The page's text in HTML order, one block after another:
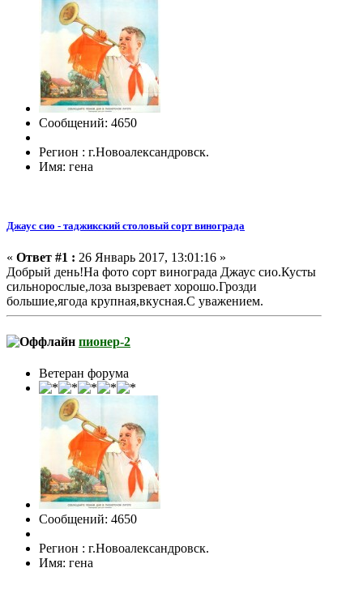
Сообщений: 4650
Регион : г.Новоалександровск.
Имя: гена
Джаус сио - таджикский столовый сорт винограда
« Ответ #1 : 26 Январь 2017, 13:01:16 »
Добрый день!На фото сорт винограда Джаус сио.Кусты
сильнорослые,лоза вызревает хорошо.Грозди
большие,ягода крупная,вкусная.С уважением.
пионер-2
Ветеран форума
Сообщений: 4650
Регион : г.Новоалександровск.
Имя: гена